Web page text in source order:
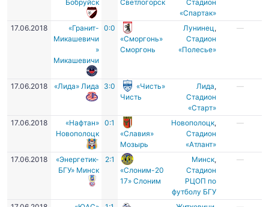
Бобруйск
Светлогорск
Стадион
«Спартак»
17.06.2018
«Гранит-
Микашевичи
»
Микашевичи
0:0
«Сморгонь»
Сморгонь
Лунинец ,
Стадион
«Полесье»
—
17.06.2018 «Лида» Лида 3:0
«Чисть»
Чисть
Лида,
Стадион
«Старт»
—
17.06.2018
«Нафтан»
Новополоцк
0:1
«Славия»
Мозырь
Новополоцк,
Стадион
«Атлант»
—
17.06.2018
«Энергетик-
БГУ» Минск
2:1
«Слоним-20
17» Слоним
Минск,
Стадион
РЦОП по
футболу БГУ
—